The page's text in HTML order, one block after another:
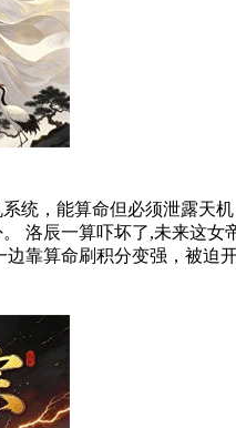
统，能算命但必须泄露天
洛辰一算吓坏了,未来这
靠算命刷积分变强，被迫